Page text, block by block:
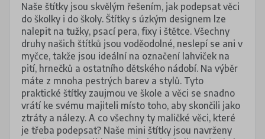
Naše štítky jsou skvělým řešením, jak podepsat věci
do školky i do školy. Štítky s úzkým designem lze
nalepit na tužky, psací pera, fixy i štětce. Všechny
druhy našich štítků jsou voděodolné, neslepí se ani v
myčce, takže jsou ideální na označení lahviček na
pití, hrnečků a ostatního dětského nádobí. Na výběr
máte z mnoha pestrých barev a stylů. Tyto
praktické štítky zaujmou ve škole a věci se snadno
vrátí ke svému majiteli místo toho, aby skončili jako
ztráty a nálezy. A co všechny ty maličké věci, které
je třeba podepsat? Naše mini štítky jsou navrženy